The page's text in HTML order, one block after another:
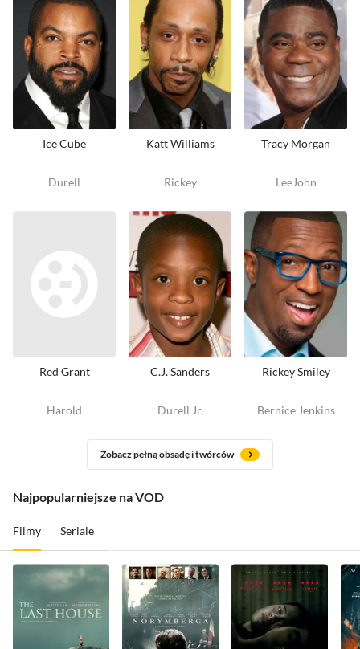
Ice Cube
Durell
Katt Williams
Rickey
Tracy Morgan
LeeJohn
Red Grant
Harold
C.J. Sanders
Durell Jr.
Rickey Smiley
Bernice Jenkins
Zobacz pełną obsadę i twórców
Najpopularniejsze na VOD
Filmy Seriale